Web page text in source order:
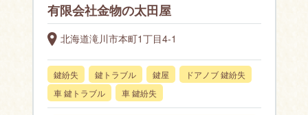
有限会社金物の太田屋
北海道滝川市本町1丁目4-1
鍵紛失 鍵トラブル 鍵屋
ドアノブ 鍵紛失
車 鍵トラブル
車 鍵紛失